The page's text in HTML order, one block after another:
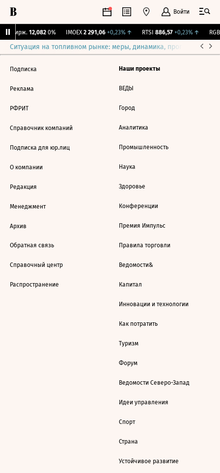
Войти
Бирж. 12,082 0% IMOEX 2 291,06 +0,23%↑ RTSI 886,57 +0,23%↑ RGBI
Ситуация на топливном рынке: меры, динамика, прогнозы
Подписка
Реклама
РФРИТ
Справочник компаний
Подписка для юр.лиц
О компании
Редакция
Менеджмент
Архив
Обратная связь
Справочный центр
Распространение
Наши проекты
ВЕДЫ
Город
Аналитика
Промышленность
Наука
Здоровье
Конференции
Премия Импульс
Правила торговли
Ведомости&
Капитал
Инновации и технологии
Как потратить
Туризм
Форум
Ведомости Северо-Запад
Идеи управления
Спорт
Страна
Устойчивое развитие